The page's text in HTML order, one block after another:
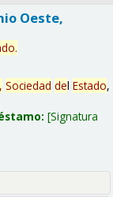
Oeste,
.
Sociedad del Estado,
Signatura